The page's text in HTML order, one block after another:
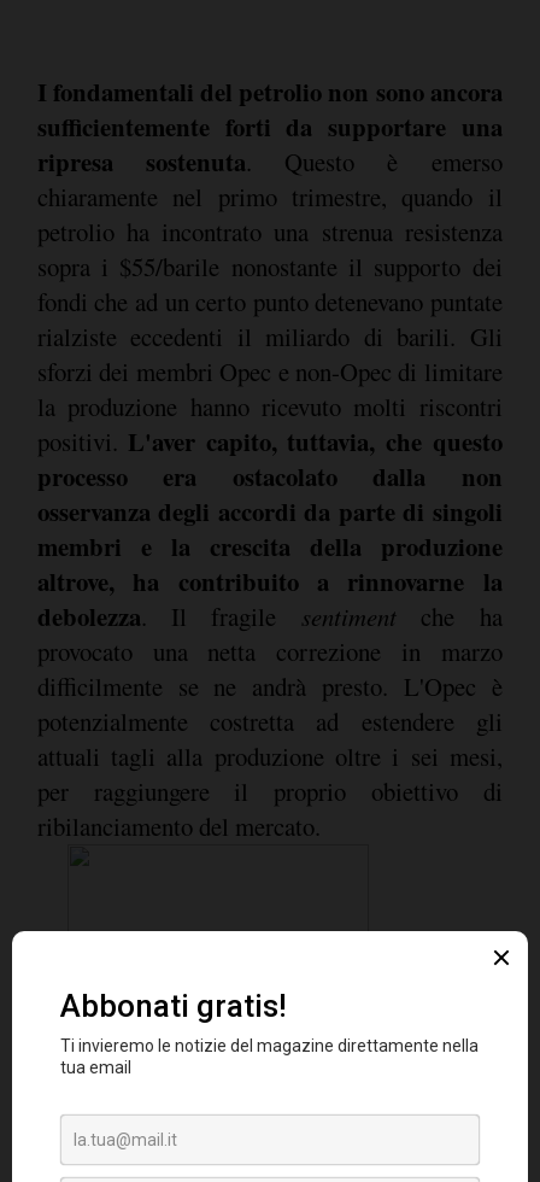
I fondamentali del petrolio non sono ancora
sufficientemente forti da supportare una
ripresa sostenuta. Questo è emerso
chiaramente nel primo trimestre, quando il
petrolio ha incontrato una strenua resistenza
sopra i $55/barile nonostante il supporto dei
fondi che ad un certo punto detenevano puntate
rialziste eccedenti il miliardo di barili. Gli
sforzi dei membri Opec e non-Opec di limitare
la produzione hanno ricevuto molti riscontri
positivi. L'aver capito, tuttavia, che questo
processo era ostacolato dalla non
osservanza degli accordi da parte di singoli
membri e la crescita della produzione
altrove, ha contribuito a rinnovarne la
debolezza. Il fragile sentiment che ha
provocato una netta correzione in marzo
difficilmente se ne andrà presto. L'Opec è
potenzialmente costretta ad estendere gli
attuali tagli alla produzione oltre i sei mesi,
per raggiungere il proprio obiettivo di
ribilanciamento del mercato.